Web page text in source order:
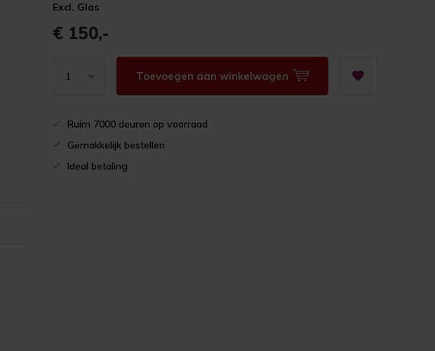
Excl. Glas
€ 150,-
Toevoegen aan winkelwagen
Ruim 7000 deuren op voorraad
Gemakkelijk bestellen
Ideal betaling